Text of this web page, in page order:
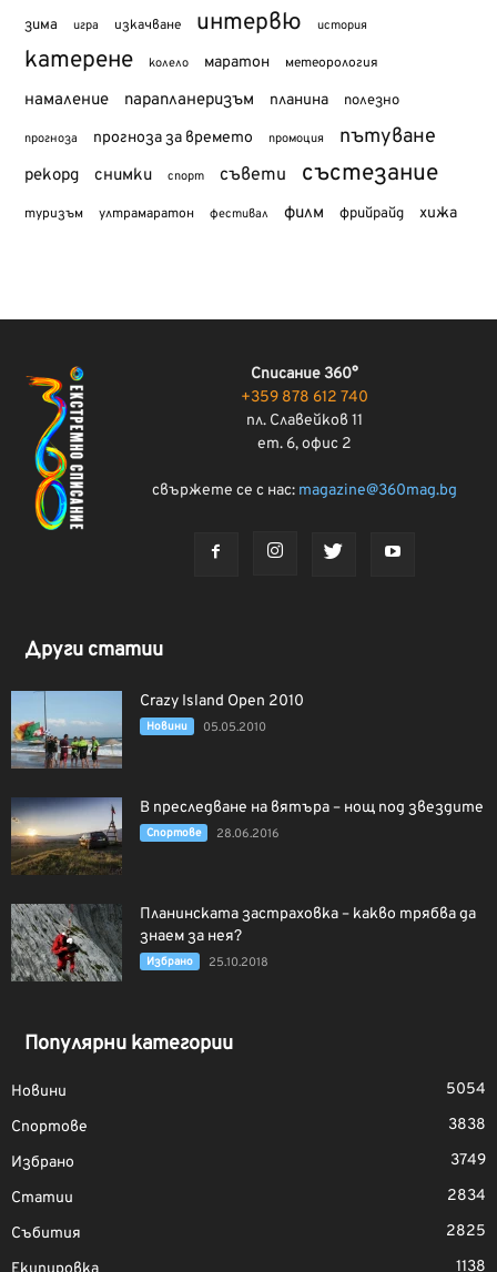
зима игра изкачване интервю история
катерене колело маратон метеорология
намаление парапланеризъм планина полезно
прогноза прогноза за времето промоция пътуване
рекорд снимки спорт съвети състезание
туризъм ултрамаратон фестивал филм фрийрайд хижа
Списание 360°
+359 878 612 740
пл. Славейков 11
ет. 6, офис 2
свържете се с нас: magazine@360mag.bg
Други статии
Crazy Island Open 2010
Новини 05.05.2010
В преследване на вятъра – нощ под звездите
Спортове 28.06.2016
Планинската застраховка – какво трябва да
знаем за нея?
Избрано 25.10.2018
Популярни категории
Новини
5054
Спортове
3838
Избрано
3749
Статии
2834
Събития
2825
1138